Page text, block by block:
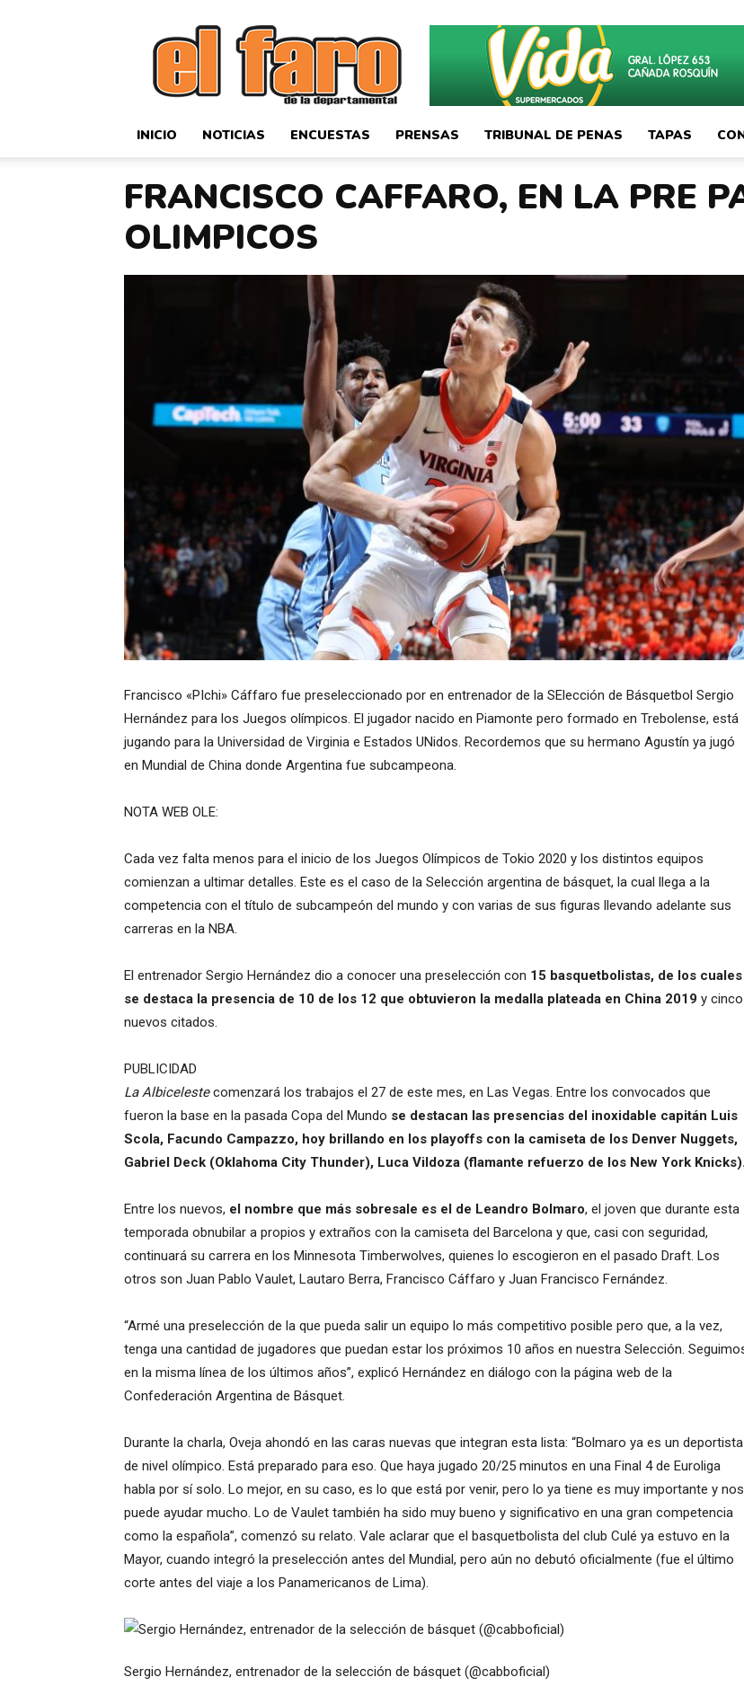
El
Faro
Deportivo
INICIO NOTICIAS ENCUESTAS PRENSAS TRIBUNAL DE PENAS TAPAS
FRANCISCO CAFFARO, EN LA PRE
OLIMPICOS
Francisco «PIchi» Cáffaro fue preseleccionado por en entrenador de la SElección de Básquetbol Sergio
Hernández para los Juegos olímpicos. El jugador nacido en Piamonte pero formado en Trebolense, está
jugando para la Universidad de Virginia e Estados UNidos. Recordemos que su hermano Agustín ya jugó
en Mundial de China donde Argentina fue subcampeona.
NOTA WEB OLE:
Cada vez falta menos para el inicio de los Juegos Olímpicos de Tokio 2020 y los distintos equipos
comienzan a ultimar detalles. Este es el caso de la Selección argentina de básquet, la cual llega a la
competencia con el título de subcampeón del mundo y con varias de sus figuras llevando adelante sus
carreras en la NBA.
El entrenador Sergio Hernández dio a conocer una preselección con 15 basquetbolistas, de los cuales
se destaca la presencia de 10 de los 12 que obtuvieron la medalla plateada en China 2019 y cinco
nuevos citados.
PUBLICIDAD
La Albicelestecomenzará los trabajos el 27 de este mes, en Las Vegas. Entre los convocados que
fueron la base en la pasada Copa del Mundo se destacan las presencias del inoxidable capitán Luis
Scola, Facundo Campazzo, hoy brillando en los playoffs con la camiseta de los Denver Nuggets,
Gabriel Deck (Oklahoma City Thunder), Luca Vildoza (flamante refuerzo de los New York Knicks).
Entre los nuevos, el nombre que más sobresale es el de Leandro Bolmaro, el joven que durante esta
temporada obnubilar a propios y extraños con la camiseta del Barcelona y que, casi con seguridad,
continuará su carrera en los Minnesota Timberwolves, quienes lo escogieron en el pasado Draft. Los
otros son Juan Pablo Vaulet, Lautaro Berra, Francisco Cáffaro y Juan Francisco Fernández.
“Armé una preselección de la que pueda salir un equipo lo más competitivo posible pero que, a la vez,
tenga una cantidad de jugadores que puedan estar los próximos 10 años en nuestra Selección.
en la misma línea de los últimos años”, explicó Hernández en diálogo con la página web de la
Confederación Argentina de Básquet.
Durante la charla, Oveja ahondó en las caras nuevas que integran esta lista: “Bolmaro ya es un deportista
de nivel olímpico. Está preparado para eso. Que haya jugado 20/25 minutos en una Final 4 de Euroliga
habla por sí solo. Lo mejor, en su caso, es lo que está por venir, pero lo ya tiene es muy importante y nos
puede ayudar mucho. Lo de Vaulet también ha sido muy bueno y significativo en una gran competencia
como la española”, comenzó su relato. Vale aclarar que el basquetbolista del club Culé ya estuvo en la
Mayor, cuando integró la preselección antes del Mundial, pero aún no debutó oficialmente (fue el último
corte antes del viaje a los Panamericanos de Lima).
Sergio Hernández, entrenador de la selección de básquet (@cabboficial)